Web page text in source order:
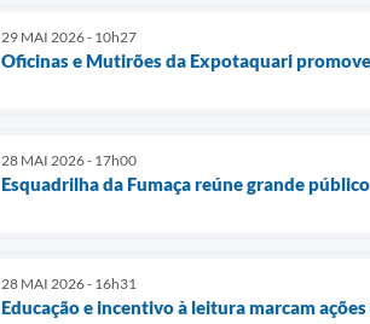
29 MAI 2026 - 10h27
Oficinas e Mutirões da Expotaquari
28 MAI 2026 - 17h00
Esquadrilha da Fumaça reúne grande
28 MAI 2026 - 16h31
Educação e incentivo à leitura marcam